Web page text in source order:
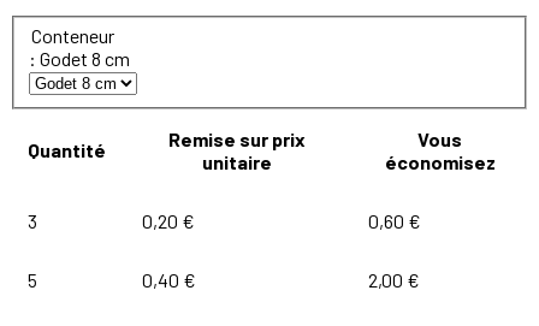
Conteneur
: Godet 8 cm
Quantité
Remise sur prix
unitaire
Vous
économisez
3 0,20 € 0,60 €
5 0,40 € 2,00 €